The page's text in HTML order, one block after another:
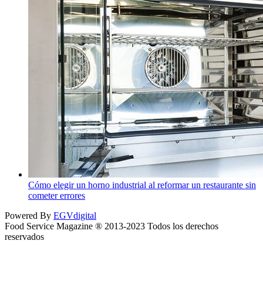
Cómo elegir un horno industrial al reformar un restaurante sin
cometer errores
Powered By EGVdigital
Food Service Magazine ® 2013-2023 Todos los derechos
reservados